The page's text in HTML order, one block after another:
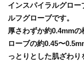
インスパイラルグロ
ルフグローブです。
厚さわずか約0.4mm
ローブの約0.45〜
っとりとした肌ざわり